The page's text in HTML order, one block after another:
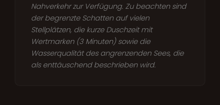
Nahverkehr zur Verfügung. Zu beachten sind
der begrenzte Schatten auf vielen
Stellplätzen, die kurze Duschzeit mit
Wertmarken (3 Minuten) sowie die
Wasserqualität des angrenzenden Sees, die
als enttäuschend beschrieben wird.